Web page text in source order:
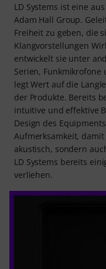
LD Systems ist eine
Adam Hall Group.
Freiheit zu geben, die
Klangvorstellungen
entwickelt sie unter
Serien, Funkmikrofone
legt Wert auf die
der Produkte. Bereits
intuitive und effektive
Design des
Aufmerksamkeit,
akustisch, sondern
LD Systems bereits
verliehen.